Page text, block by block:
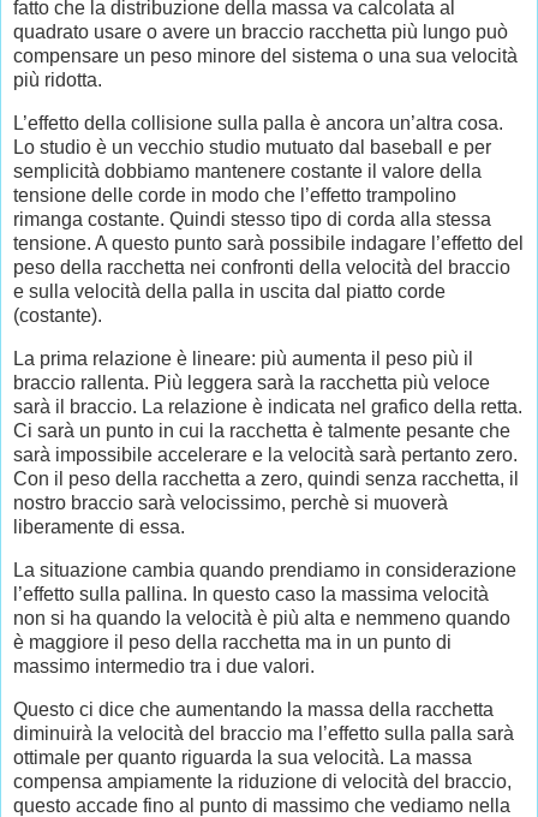
fatto che la distribuzione della massa va calcolata al
quadrato usare o avere un braccio racchetta più lungo può
compensare un peso minore del sistema o una sua velocità
più ridotta.
L’effetto della collisione sulla palla è ancora un’altra cosa.
Lo studio è un vecchio studio mutuato dal baseball e per
semplicità dobbiamo mantenere costante il valore della
tensione delle corde in modo che l’effetto trampolino
rimanga costante. Quindi stesso tipo di corda alla stessa
tensione. A questo punto sarà possibile indagare l’effetto del
peso della racchetta nei confronti della velocità del braccio
e sulla velocità della palla in uscita dal piatto corde
(costante).
La prima relazione è lineare: più aumenta il peso più il
braccio rallenta. Più leggera sarà la racchetta più veloce
sarà il braccio. La relazione è indicata nel grafico della retta.
Ci sarà un punto in cui la racchetta è talmente pesante che
sarà impossibile accelerare e la velocità sarà pertanto zero.
Con il peso della racchetta a zero, quindi senza racchetta, il
nostro braccio sarà velocissimo, perchè si muoverà
liberamente di essa.
La situazione cambia quando prendiamo in considerazione
l’effetto sulla pallina. In questo caso la massima velocità
non si ha quando la velocità è più alta e nemmeno quando
è maggiore il peso della racchetta ma in un punto di
massimo intermedio tra i due valori.
Questo ci dice che aumentando la massa della racchetta
diminuirà la velocità del braccio ma l’effetto sulla palla sarà
ottimale per quanto riguarda la sua velocità. La massa
compensa ampiamente la riduzione di velocità del braccio,
questo accade fino al punto di massimo che vediamo nella